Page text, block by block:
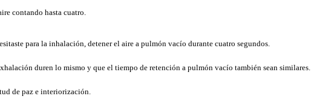
contando hasta cuatro.
para la inhalación, detener el aire a pulmón vacío durante cuatro segundos.
duren lo mismo y que el tiempo de retención a pulmón vacío también sean similares.
de paz e interiorización.